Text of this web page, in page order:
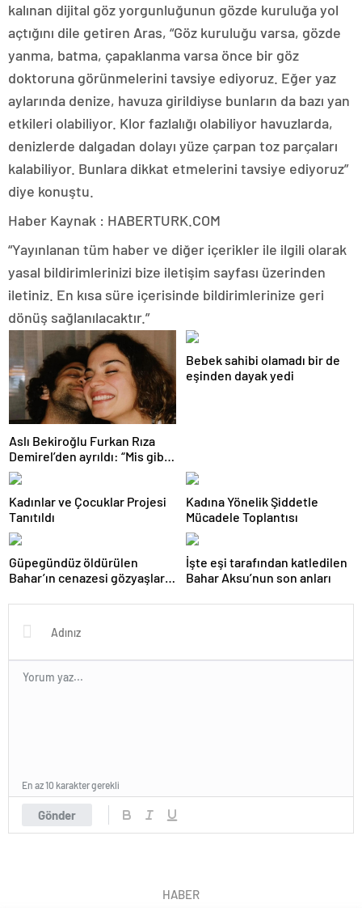
kalınan dijital göz yorgunluğunun gözde kuruluğa yol
açtığını dile getiren Aras, “Göz kuruluğu varsa, gözde
yanma, batma, çapaklanma varsa önce bir göz
doktoruna görünmelerini tavsiye ediyoruz. Eğer yaz
aylarında denize, havuza girildiyse bunların da bazı yan
etkileri olabiliyor. Klor fazlalığı olabiliyor havuzlarda,
denizlerde dalgadan dolayı yüze çarpan toz parçaları
kalabiliyor. Bunlara dikkat etmelerini tavsiye ediyoruz”
diye konuştu.
Haber Kaynak : HABERTURK.COM
“Yayınlanan tüm haber ve diğer içerikler ile ilgili olarak
yasal bildirimlerinizi bize iletişim sayfası üzerinden
iletiniz. En kısa süre içerisinde bildirimlerinize geri
dönüş sağlanılacaktır.”
Aslı Bekiroğlu Furkan Rıza
Demirel’den ayrıldı: “Mis gibi
bitti”
Bebek sahibi olamadı bir de
eşinden dayak yedi
Kadınlar ve Çocuklar Projesi
Tanıtıldı
Kadına Yönelik Şiddetle
Mücadele Toplantısı
Güpegündüz öldürülen
Bahar’ın cenazesi gözyaşları
İşte eşi tarafından katledilen
Bahar Aksu’nun son anları
Gönder
En az 10 karakter gerekli
HABER